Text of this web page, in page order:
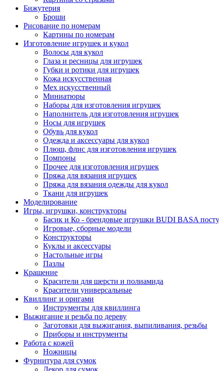
Бижутерия
Броши
Рисование по номерам
Картины по номерам
Изготовление игрушек и кукол
Волосы для кукол
Глаза и ресницы для игрушек
Губки и ротики для игрушек
Кожа искусственная
Мех искусственный
Миниатюры
Наборы для изготовления игрушек
Наполнитель для изготовления игрушек
Носы для игрушек
Обувь для кукол
Одежда и аксессуары для кукол
Плюш, флис для изготовления игрушек
Помпоны
Прочее для изготовления игрушек
Пряжа для вязания игрушек
Пряжа для вязания одежды для кукол
Ткани для игрушек
Моделирование
Игры, игрушки, конструкторы
Басик и Ко - брендовые игрушки BUDI BASA
Игровые, сборные модели
Конструкторы
Куклы и аксессуары
Настольные игры
Пазлы
Крашение
Красители для шерсти и полиамида
Красители универсальные
Квиллинг и оригами
Инструменты для квиллинга
Выжигание и резьба по дереву
Заготовки для выжигания, выпиливания, резьбы
Приборы и инструменты
Работа с кожей
Ножницы
Фурнитура для сумок
Декор для сумок